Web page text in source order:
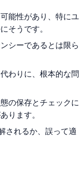
能性があり、特にユ
そうです。
シーであるとは限ら
わりに、根本的な問
の保存とチェックに
ります。
されるか、誤って適